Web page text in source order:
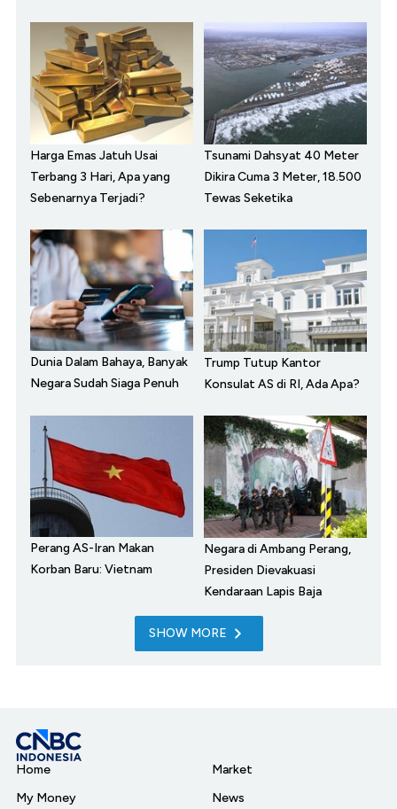
Harga Emas Jatuh Usai
Terbang 3 Hari, Apa yang
Sebenarnya Terjadi?
Tsunami Dahsyat 40 Meter
Dikira Cuma 3 Meter, 18.500
Tewas Seketika
Dunia Dalam Bahaya, Banyak
Negara Sudah Siaga Penuh
Trump Tutup Kantor
Konsulat AS di RI, Ada Apa?
Perang AS-Iran Makan
Korban Baru: Vietnam
Negara di Ambang Perang,
Presiden Dievakuasi
Kendaraan Lapis Baja
SHOW MORE
Home
My Money
Market
News